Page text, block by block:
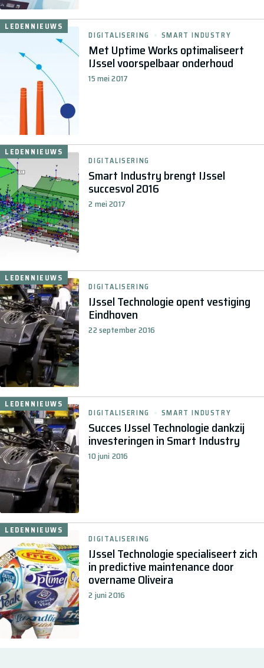
Met Uptime Works optimaliseert
IJssel voorspelbaar onderhoud
15 mei 2017
DIGITALISERING SMART INDUSTRY
LEDENNIEUWS
Smart Industry brengt IJssel
succesvol 2016
2 mei 2017
DIGITALISERING
LEDENNIEUWS
IJssel Technologie opent vestiging
Eindhoven
22 september 2016
DIGITALISERING
LEDENNIEUWS
Succes IJssel Technologie dankzij
investeringen in Smart Industry
10 juni 2016
DIGITALISERING SMART INDUSTRY
LEDENNIEUWS
IJssel Technologie specialiseert zich
in predictive maintenance door
overname Oliveira
2 juni 2016
DIGITALISERING
LEDENNIEUWS